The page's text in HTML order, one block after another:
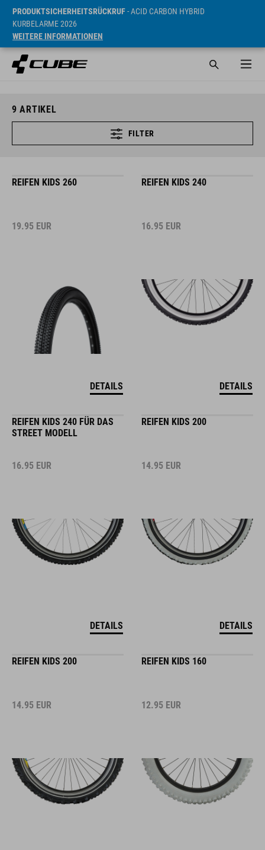
PRODUKTSICHERHEITSRÜCKRUF- ACID CARBON HYBRID
KURBELARME 2026
WEITERE INFORMATIONEN
9 ARTIKEL
FILTER
REIFEN KIDS 260
19.95 EUR
DETAILS
REIFEN KIDS 240
16.95 EUR
DETAILS
REIFEN KIDS 240 FÜR DAS
STREET MODELL
16.95 EUR
DETAILS
REIFEN KIDS 200
14.95 EUR
DETAILS
REIFEN KIDS 200
14.95 EUR
REIFEN KIDS 160
12.95 EUR